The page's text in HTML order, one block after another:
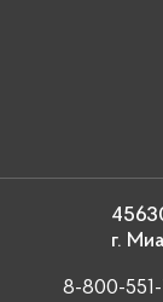
г.
8-800-